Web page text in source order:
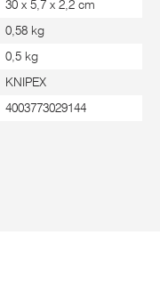
30 x 5,7 x 2,2 cm
0,58 kg
0,5 kg
KNIPEX
4003773029144